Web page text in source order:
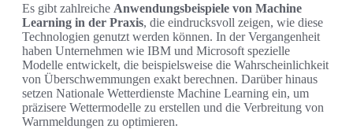
Es gibt zahlreiche Anwendungsbeispiele von Machine
Learning in der Praxis, die eindrucksvoll zeigen, wie diese
Technologien genutzt werden können. In der Vergangenheit
haben Unternehmen wie IBM und Microsoft spezielle
Modelle entwickelt, die beispielsweise die Wahrscheinlichkeit
von Überschwemmungen exakt berechnen. Darüber hinaus
setzen Nationale Wetterdienste Machine Learning ein, um
präzisere Wettermodelle zu erstellen und die Verbreitung von
Warnmeldungen zu optimieren.